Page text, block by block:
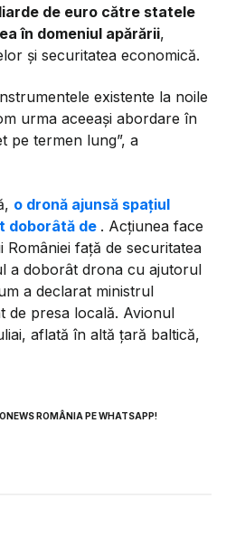
de euro către statele
în domeniul apărării,
și securitatea economică.
existente la noile
urma aceeași abordare în
pe termen lung”, a
o dronă ajunsă spațiul
doborâtă de . Acțiunea face
României față de securitatea
a doborât drona cu ajutorul
a declarat ministrul
de presa locală. Avionul
aflată în altă țară baltică,
ROMÂNIA PE WHATSAPP!